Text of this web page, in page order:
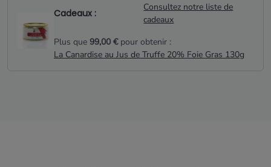
Cadeaux :
Consultez notre liste de
cadeaux
Plus que 99,00 €pour obtenir :
La Canardise au Jus de Truffe 20% Foie Gras 130g